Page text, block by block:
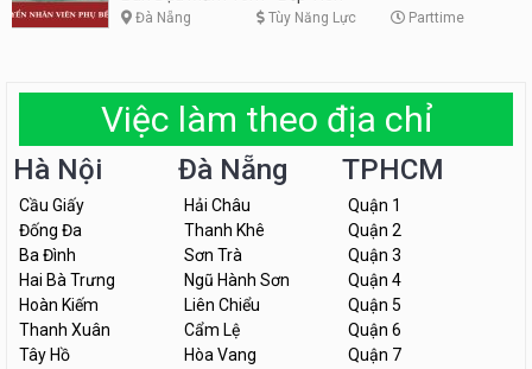
Đà Nẵng Tùy Năng Lực Parttime
Việc làm theo địa chỉ
Hà Nội
Cầu Giấy
Đống Đa
Ba Đình
Hai Bà Trưng
Hoàn Kiếm
Thanh Xuân
Tây Hồ
Đà Nẵng
Hải Châu
Thanh Khê
Sơn Trà
Ngũ Hành Sơn
Liên Chiểu
Cẩm Lệ
Hòa Vang
TPHCM
Quận 1
Quận 2
Quận 3
Quận 4
Quận 5
Quận 6
Quận 7